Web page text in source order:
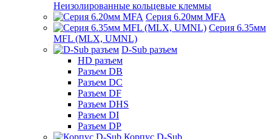
Неизолированные кольцевые клеммы
Серия 6.20мм MFA
Серия 6.35мм
MFL (MLX, UMNL)
D-Sub разъем
HD разъем
Разъем DB
Разъем DC
Разъем DF
Разъем DHS
Разъем DI
Разъем DP
Корпус D-Sub